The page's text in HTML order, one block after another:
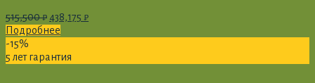
515,500₽ 438,175 ₽
Подробнее
-15%
5 лет гарантия